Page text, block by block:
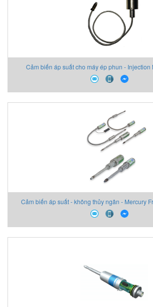
Cảm biến áp suất cho máy ép phun -
DYNISCO
Cảm biến áp suất - không thủy ngân - Mercury
Dynisco